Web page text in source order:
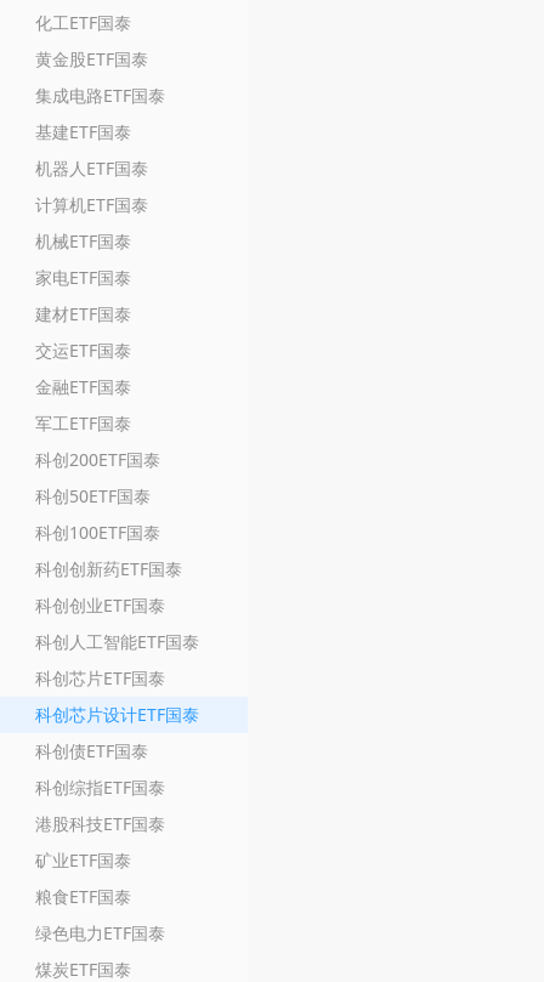
化工ETF国泰
黄金股ETF国泰
集成电路ETF国泰
基建ETF国泰
机器人ETF国泰
计算机ETF国泰
机械ETF国泰
家电ETF国泰
建材ETF国泰
交运ETF国泰
金融ETF国泰
军工ETF国泰
科创200ETF国泰
科创50ETF国泰
科创100ETF国泰
科创创新药ETF国泰
科创创业ETF国泰
科创人工智能ETF国泰
科创芯片ETF国泰
科创芯片设计ETF国泰
科创债ETF国泰
科创综指ETF国泰
港股科技ETF国泰
矿业ETF国泰
粮食ETF国泰
绿色电力ETF国泰
煤炭ETF国泰